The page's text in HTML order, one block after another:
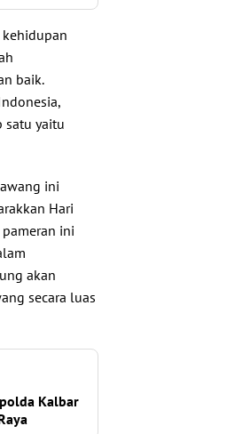
baik.
satu yaitu
ini
Hari
ini
akan
secara luas
Kalbar